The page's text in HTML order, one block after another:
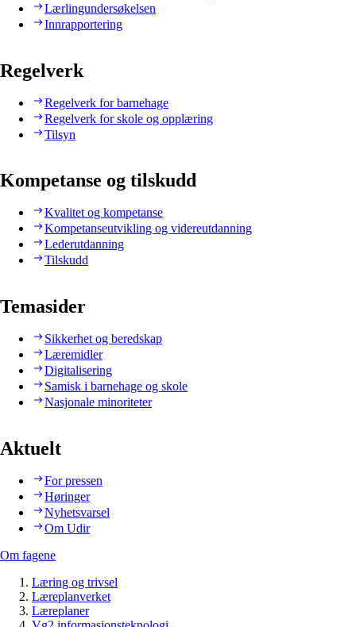
Lærlingundersøkelsen
Innrapportering
Regelverk
Regelverk for barnehage
Regelverk for skole og opplæring
Tilsyn
Kompetanse og tilskudd
Kvalitet og kompetanse
Kompetanseutvikling og videreutdanning
Lederutdanning
Tilskudd
Temasider
Sikkerhet og beredskap
Læremidler
Digitalisering
Samisk i barnehage og skole
Nasjonale minoriteter
Aktuelt
For pressen
Høringer
Nyhetsvarsel
Om Udir
Om fagene
Læring og trivsel
Læreplanverket
Læreplaner